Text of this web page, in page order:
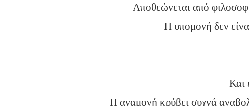
Αποθεώνεται από
Η υπομονή δεν
Και
Η αναμονή κρύβει συχνά